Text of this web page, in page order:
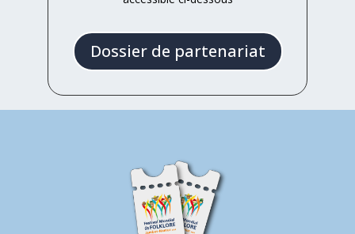
Dossier de partenariat